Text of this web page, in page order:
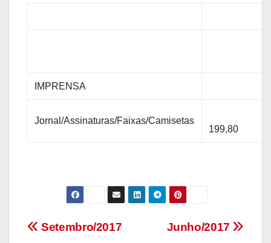
IMPRENSA
Jornal/Assinaturas/Faixas/Camisetas
199,80
Navegação
Junho/2017
Setembro/2017